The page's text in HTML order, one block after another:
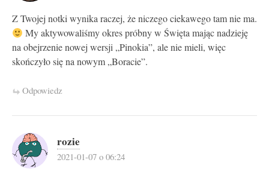
Z Twojej notki wynika raczej, że niczego ciekawego tam nie ma.
My aktywowaliśmy okres próbny w Święta mając nadzieję
na obejrzenie nowej wersji „Pinokia”, ale nie mieli, więc
skończyło się na nowym „Boracie”.
Odpowiedz
rozie
2021-01-07 o 06:24